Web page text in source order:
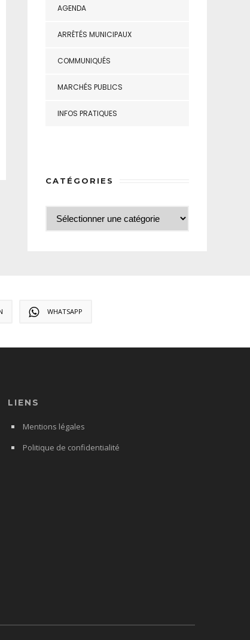
AGENDA
ARRÊTÉS MUNICIPAUX
COMMUNIQUÉS
MARCHÉS PUBLICS
INFOS PRATIQUES
CATÉGORIES
WHATSAPP
LIENS
Mentions légales
Politique de confidentialité